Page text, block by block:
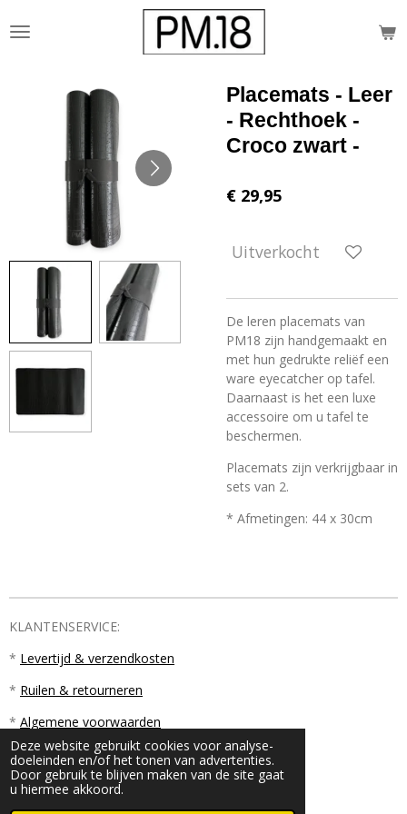
Deze website gebruikt cookies voor analyse-
doeleinden en/of het tonen van advertenties.
Door gebruik te blijven maken van de site gaat
u hiermee akkoord.
direct
hoofdinhoud
Placemats - Leer
- Rechthoek -
Croco zwart -
€ 29,95
Uitverkocht
De leren placemats van
PM18 zijn handgemaakt en
met hun gedrukte reliëf een
ware eyecatcher op tafel.
Daarnaast is het een luxe
accessoire om u tafel te
beschermen.
Placemats zijn verkrijgbaar in
sets van 2.
* Afmetingen: 44 x 30cm
KLANTENSERVICE:
* Levertijd & verzendkosten
* Ruilen & retourneren
* Algemene voorwaarden